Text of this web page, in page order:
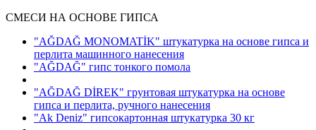
СМЕСИ НА ОСНОВЕ ГИПСА
"AĞDAĞ MONOMATİK" штукатурка на основе гипса и
перлита машинного нанесения
"AĞDAĞ" гипс тонкого помола
"AĞDAĞ DİREK" грунтовая штукатурка на основе
гипса и перлита, ручного нанесения
"Ak Deniz" гипсокартонная штукатурка 30 кг